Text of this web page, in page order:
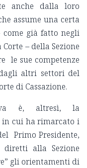
anche dalla loro
assume una certa
come già fatto negli
– della Sezione
le sue competenze
altri settori del
di Cassazione.
è, altresì, la
cui ha rimarcato i
Primo Presidente,
diretti alla Sezione
gli orientamenti di